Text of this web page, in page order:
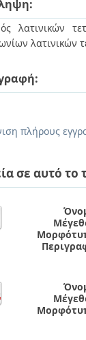
λατινικών
λατινικών
πλήρους
σε αυτό το